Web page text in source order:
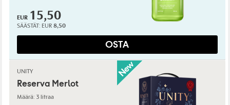
EUR 15,50
SÄÄSTÄT: EUR 8,50
OSTA
UNITY
Reserva Merlot
Määrä: 3 litraa